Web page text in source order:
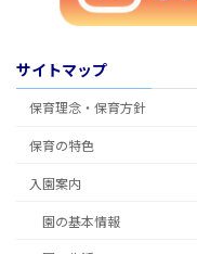
サイトマップ
保育理念・保育方針
保育の特色
入園案内
園の基本情報